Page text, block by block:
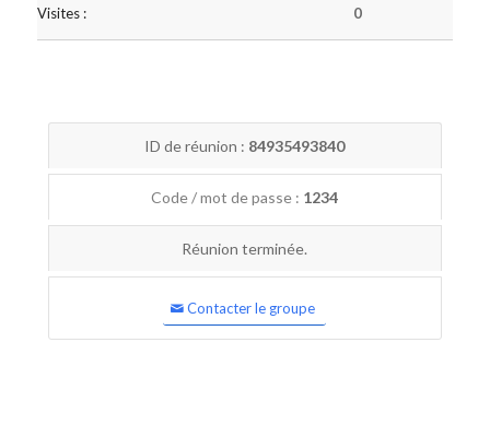
Visites : 0
ID de réunion : 84935493840
Code / mot de passe : 1234
Réunion terminée.
Contacter le groupe